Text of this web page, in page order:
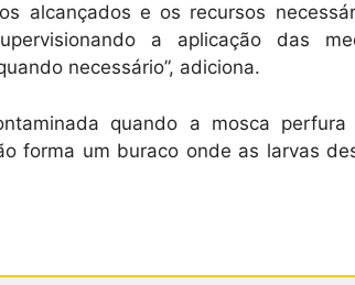
alcançados e os recursos
a aplicação das
necessário”, adiciona.
quando a mosca
forma um buraco onde as larvas